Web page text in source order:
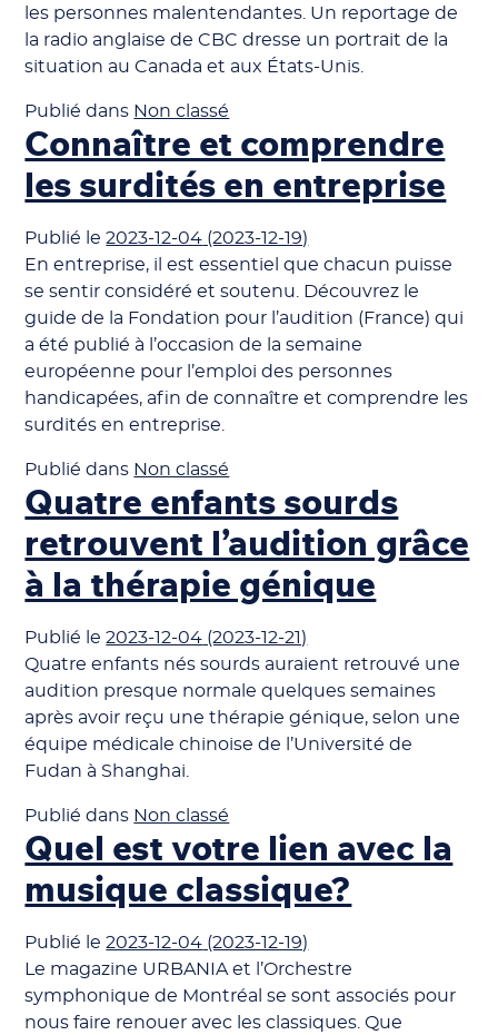
les personnes malentendantes. Un reportage de
la radio anglaise de CBC dresse un portrait de la
situation au Canada et aux États-Unis.
Publié dans Non classé
Connaître et comprendre
les surdités en entreprise
Publié le2023-12-04 (2023-12-19)
En entreprise, il est essentiel que chacun puisse
se sentir considéré et soutenu. Découvrez le
guide de la Fondation pour l’audition (France) qui
a été publié à l’occasion de la semaine
européenne pour l’emploi des personnes
handicapées, afin de connaître et comprendre les
surdités en entreprise.
Publié dans Non classé
Quatre enfants sourds
retrouvent l’audition grâce
à la thérapie génique
Publié le2023-12-04 (2023-12-21)
Quatre enfants nés sourds auraient retrouvé une
audition presque normale quelques semaines
après avoir reçu une thérapie génique, selon une
équipe médicale chinoise de l’Université de
Fudan à Shanghai.
Publié dans Non classé
Quel est votre lien avec la
musique classique?
Publié le2023-12-04 (2023-12-19)
Le magazine URBANIA et l’Orchestre
symphonique de Montréal se sont associés pour
nous faire renouer avec les classiques. Que